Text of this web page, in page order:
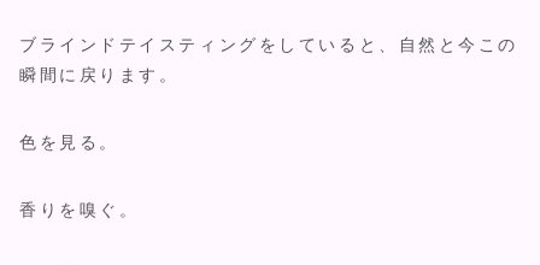
ブラインドテイスティングをしていると、自然と今この
瞬間に戻ります。
色を見る。
香りを嗅ぐ。